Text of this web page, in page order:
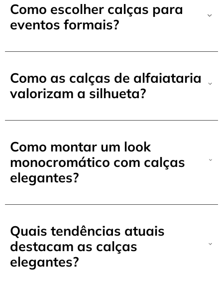
Como escolher calças para
eventos formais?
Como as calças de alfaiataria
valorizam a silhueta?
Como montar um look
monocromático com calças
elegantes?
Quais tendências atuais
destacam as calças
elegantes?